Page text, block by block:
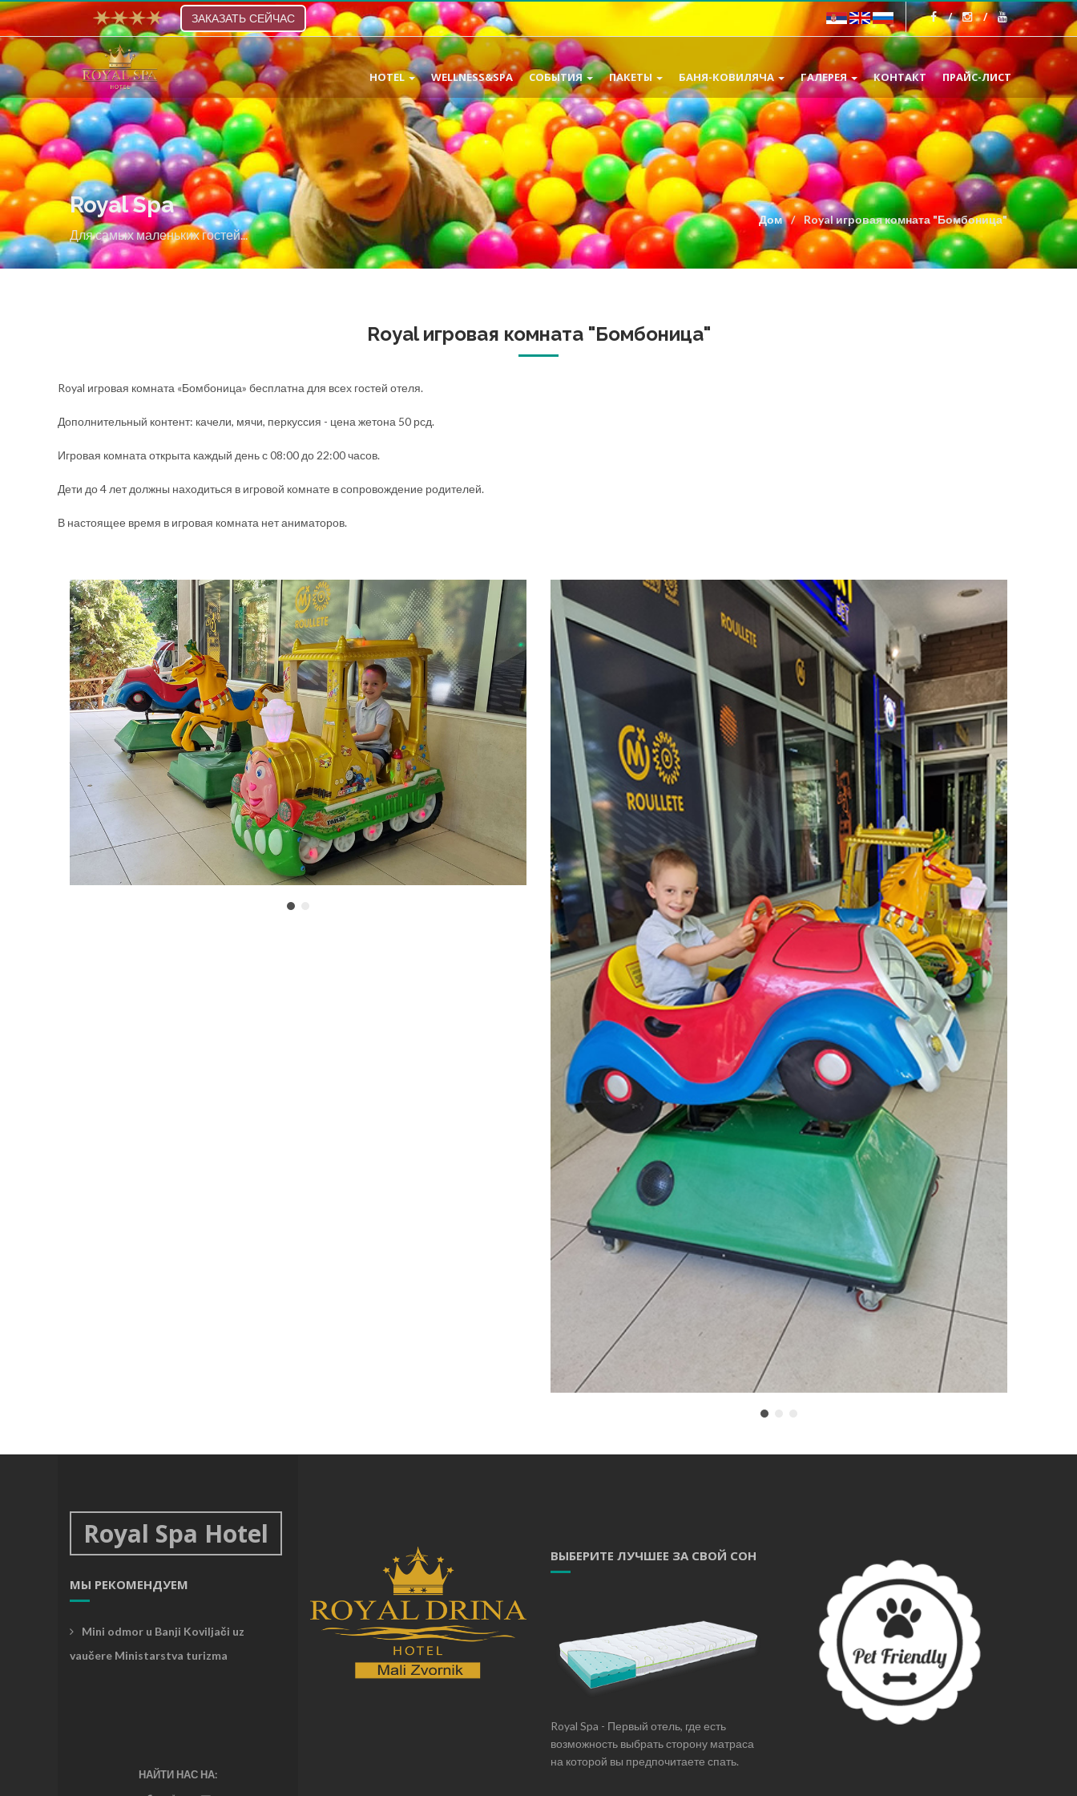
ЗАКАЗАТЬ СЕЙЧАС
HOTEL WELLNESS&SPA СОБЫТИЯ ПАКЕТЫ БАНЯ-КОВИЛЯЧА ГАЛЕРЕЯ КОНТАКТ ПРАЙС-ЛИСТ
Royal Spa
Для самых маленьких гостей...
Дом Royal игровая комната "Бомбоница"
Royal игровая комната "Бомбоница"
Royal игровая комната «Бомбоница» бесплатна для всех гостей отеля.
Дополнительный контент: качели, мячи, перкуссия - цена жетона 50 рсд.
Игровая комната открыта каждый день с 08:00 до 22:00 часов.
Дети до 4 лет должны находиться в игровой комнате в сопровождение родителей.
В настоящее время в игровая комната нет аниматоров.
Royal Spa Hotel
МЫ РЕКОМЕНДУЕМ
Mini odmor u Banji Koviljači uz
vaučere Ministarstva turizma
НАЙТИ НАС НА:
ВЫБЕРИТЕ ЛУЧШЕЕ ЗА СВОЙ СОН
Royal Spa - Первый отель, где есть
возможность выбрать сторону матраса
на которой вы предпочитаете спать.